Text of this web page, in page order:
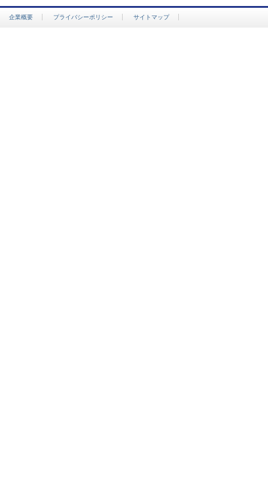
企業概要 プライバシーポリシー サイトマップ